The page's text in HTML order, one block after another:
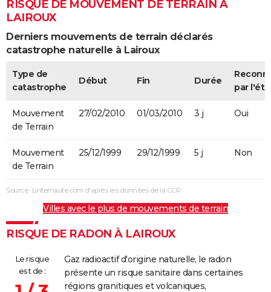
RISQUE DE MOUVEMENT DE TERRAIN À
LAIROUX
Derniers mouvements de terrain déclarés
catastrophe naturelle à Lairoux
Type de
catastrophe
Début Fin Durée
par
Mouvement
de Terrain
27/02/2010 01/03/2010 3 j Oui
Mouvement
de Terrain
25/12/1999 29/12/1999 5 j Non
Source : Linternaute.com d'après les données de la CCR
Villes avec le plus de mouvements de terrain
RISQUE DE RADON À LAIROUX
Le risque
est de :
Gaz radioactif d'origine naturelle, le radon
présente un risque sanitaire dans certaines
régions granitiques et volcaniques,